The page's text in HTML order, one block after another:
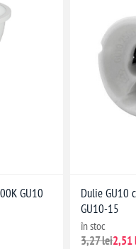
GU10
Dulie GU10
GU10-15
în stoc
3,27 lei2,51